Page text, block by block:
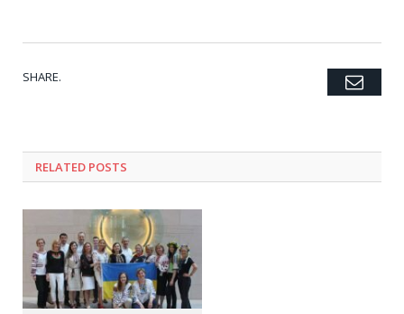
SHARE. Twitter
Facebook
Google+
Pinterest
LinkedIn
Tumblr
RELATED POSTS